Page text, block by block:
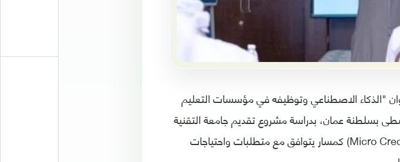
"الذكاء الاصطناعي وتوظيفه في مؤسسات التعليم
بسلطنة عمان، بدراسة مشروع تقديم جامعة التقنية
والعلوم التطبيقية للمؤهلات المصغرة (Micro Credentials) كمسار يتوافق مع متطلبات واحتياجات